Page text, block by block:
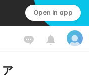
Open in app